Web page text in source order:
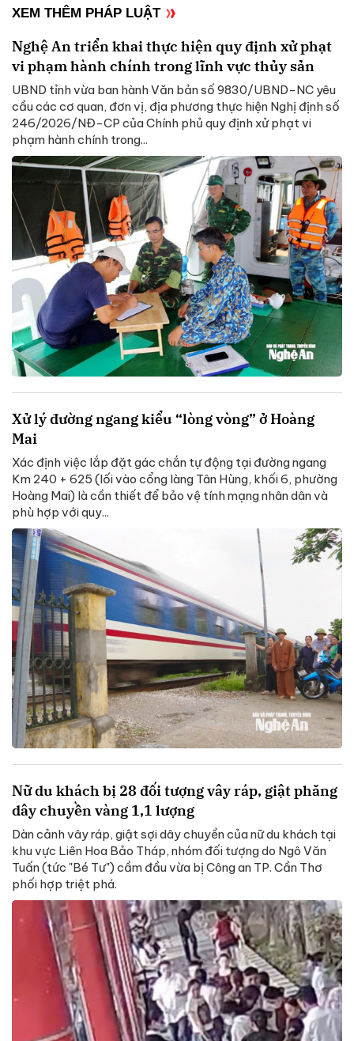
XEM THÊM PHÁP LUẬT
Nghệ An triển khai thực hiện quy định xử phạt
vi phạm hành chính trong lĩnh vực thủy sản
UBND tỉnh vừa ban hành Văn bản số 9830/UBND-NC yêu
cầu các cơ quan, đơn vị, địa phương thực hiện Nghị định số
246/2026/NĐ-CP của Chính phủ quy định xử phạt vi
phạm hành chính trong...
Xử lý đường ngang kiểu “lòng vòng” ở Hoàng
Mai
Xác định việc lắp đặt gác chắn tự động tại đường ngang
Km 240 + 625 (lối vào cổng làng Tân Hùng, khối 6, phường
Hoàng Mai) là cần thiết để bảo vệ tính mạng nhân dân và
phù hợp với quy...
Nữ du khách bị 28 đối tượng vây ráp, giật phăng
dây chuyền vàng 1,1 lượng
Dàn cảnh vây ráp, giật sợi dây chuyền của nữ du khách tại
khu vực Liên Hoa Bảo Tháp, nhóm đối tượng do Ngô Văn
Tuấn (tức "Bé Tư") cầm đầu vừa bị Công an TP. Cần Thơ
phối hợp triệt phá.